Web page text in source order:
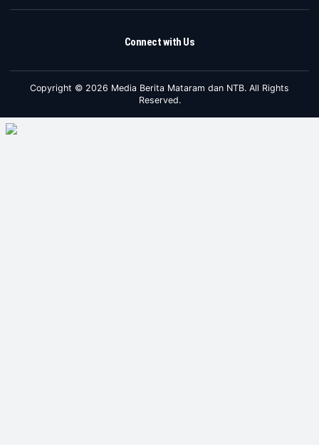
Connect with Us
Copyright © 2026 Media Berita Mataram dan NTB. All Rights
Reserved.